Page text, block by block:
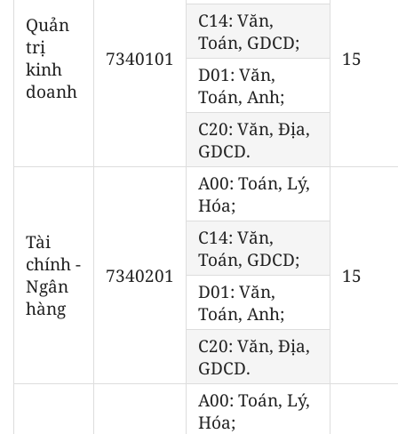
Quản
trị
kinh
doanh
7340101 15
C14: Văn,
Toán, GDCD;
D01: Văn,
Toán, Anh;
C20: Văn, Địa,
GDCD.
Tài
chính -
Ngân
hàng
7340201
A00: Toán, Lý,
Hóa;
15
C14: Văn,
Toán, GDCD;
D01: Văn,
Toán, Anh;
C20: Văn, Địa,
GDCD.
A00: Toán, Lý,
Hóa;